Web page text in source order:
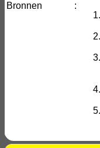
Bronnen
: